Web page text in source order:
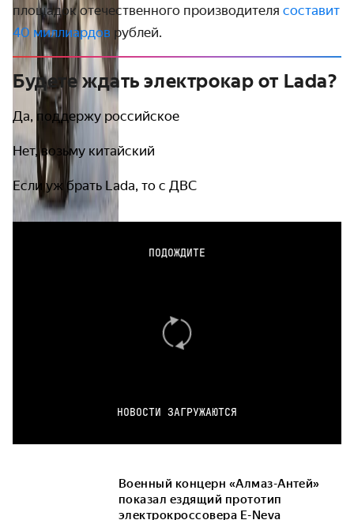
площадок отечественного производителя составит
40 миллиардов рублей.
Будете ждать электрокар от Lada?
Да, поддержу российское
Нет, возьму китайский
Если уж брать Lada, то с ДВС
ПОДОЖДИТЕ
НОВОСТИ ЗАГРУЖАЮТСЯ
Военный концерн «Алмаз-Антей»
показал ездящий прототип
электрокроссовера E-Neva